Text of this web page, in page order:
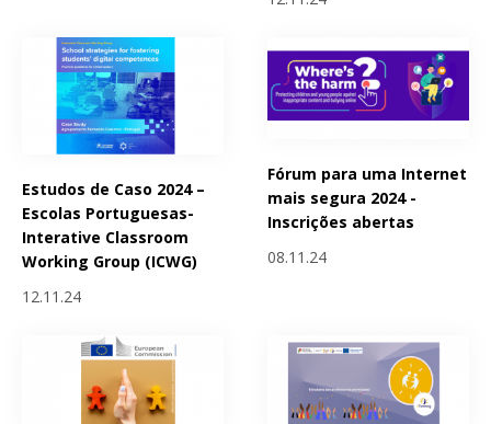
Estudos de Caso 2024 –
Escolas Portuguesas-
Interative Classroom
Working Group (ICWG)
12.11.24
Fórum para uma Internet
mais segura 2024 -
Inscrições abertas
08.11.24